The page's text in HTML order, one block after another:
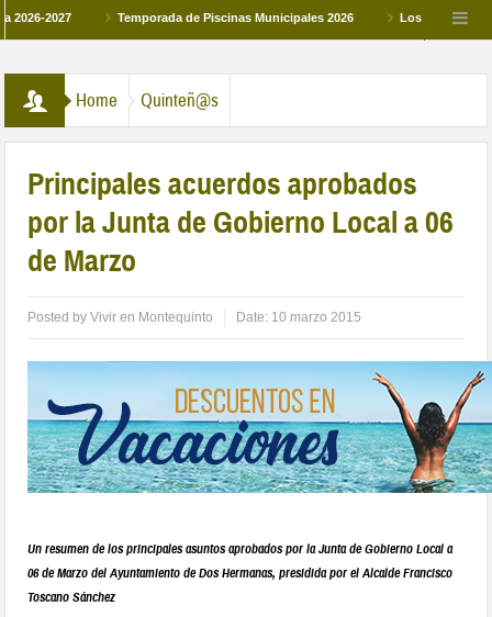
Temporada de Piscinas Municipales 2026 Los Campus de
Home Quinteñ@s
Principales acuerdos aprobados
por la Junta de Gobierno Local a 06
de Marzo
Posted byVivir en Montequinto Date: 10 marzo 2015
Un resumen de los principales asuntos aprobados por la Junta de Gobierno Local a
06 de Marzo del Ayuntamiento de Dos Hermanas, presidida por el Alcalde Francisco
Toscano Sánchez